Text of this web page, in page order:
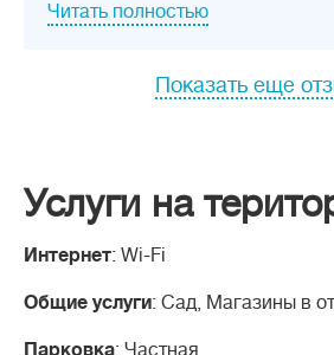
Читать полностью
Показать еще
Услуги на
Интернет: Wi-Fi
Общие услуги: Сад, Магазины в
Парковка: Частная